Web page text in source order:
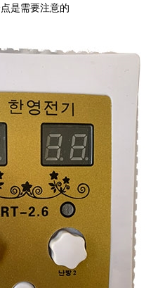
是需要注意的